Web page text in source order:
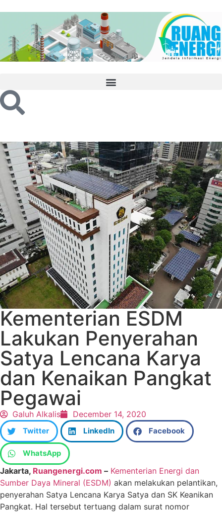
Kementerian ESDM
Lakukan Penyerahan
Satya Lencana Karya
dan Kenaikan Pangkat
Pegawai
Galuh Alkalis December 14, 2020
Twitter LinkedIn Facebook
WhatsApp
Jakarta, Ruangenergi.com – Kementerian Energi dan
Sumber Daya Mineral (ESDM) akan melakukan pelantikan,
penyerahan Satya Lencana Karya Satya dan SK Keanikan
Pangkat. Hal tersebut tertuang dalam surat nomor